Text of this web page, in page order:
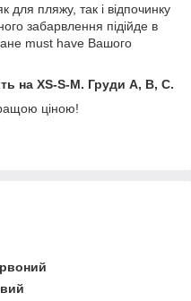
для пляжу, так і відпочинку
забарвлення підійде в
must have Вашого
на XS-S-M. Груди A, B, C.
ціною!